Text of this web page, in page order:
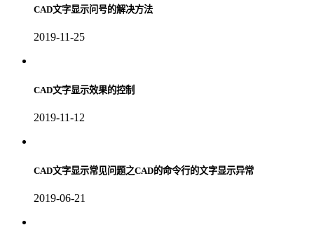
CAD文字显示问号的解决方法
2019-11-25
CAD文字显示效果的控制
2019-11-12
CAD文字显示常见问题之CAD的命令行的文字显示异常
2019-06-21